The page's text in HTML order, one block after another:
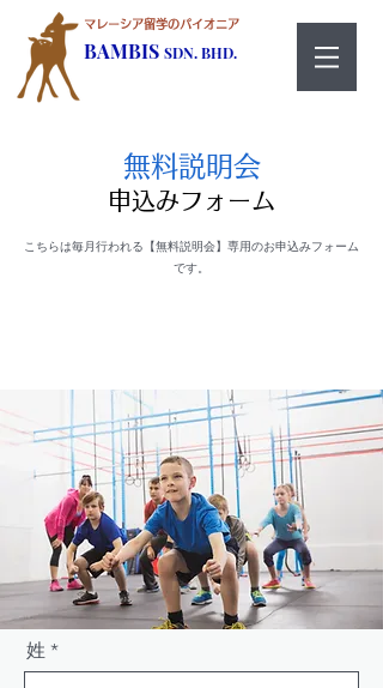
マレーシア留学のパイオニア
BAMBIS SDN. BHD.
無料説明会
申込みフォーム
​こちらは毎月行われる【無料説明会】専用のお申込みフォーム
です。
姓